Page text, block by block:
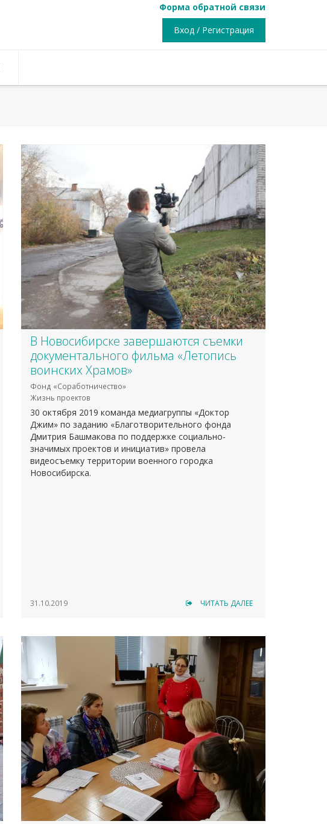
Форма обратной связи
Вход / Регистрация
В Новосибирске завершаются съемки
документального фильма «Летопись
воинских Храмов»
Фонд «Соработничество»
Жизнь проектов
30 октября 2019 команда медиагруппы «Доктор
Джим» по заданию «Благотворительного фонда
Дмитрия Башмакова по поддержке социально-
значимых проектов и инициатив» провела
видеосъемку территории военного городка
Новосибирска.
31.10.2019 ЧИТАТЬ ДАЛЕЕ